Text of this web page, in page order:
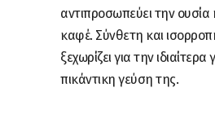
αντιπροσωπεύει την ουσία
καφέ. Σύνθετη και
ξεχωρίζει για την ιδιαίτερα
πικάντικη γεύση της.